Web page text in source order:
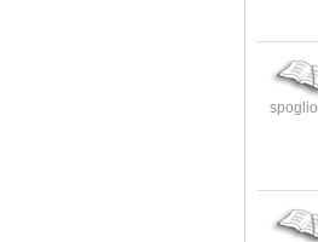
spoglio